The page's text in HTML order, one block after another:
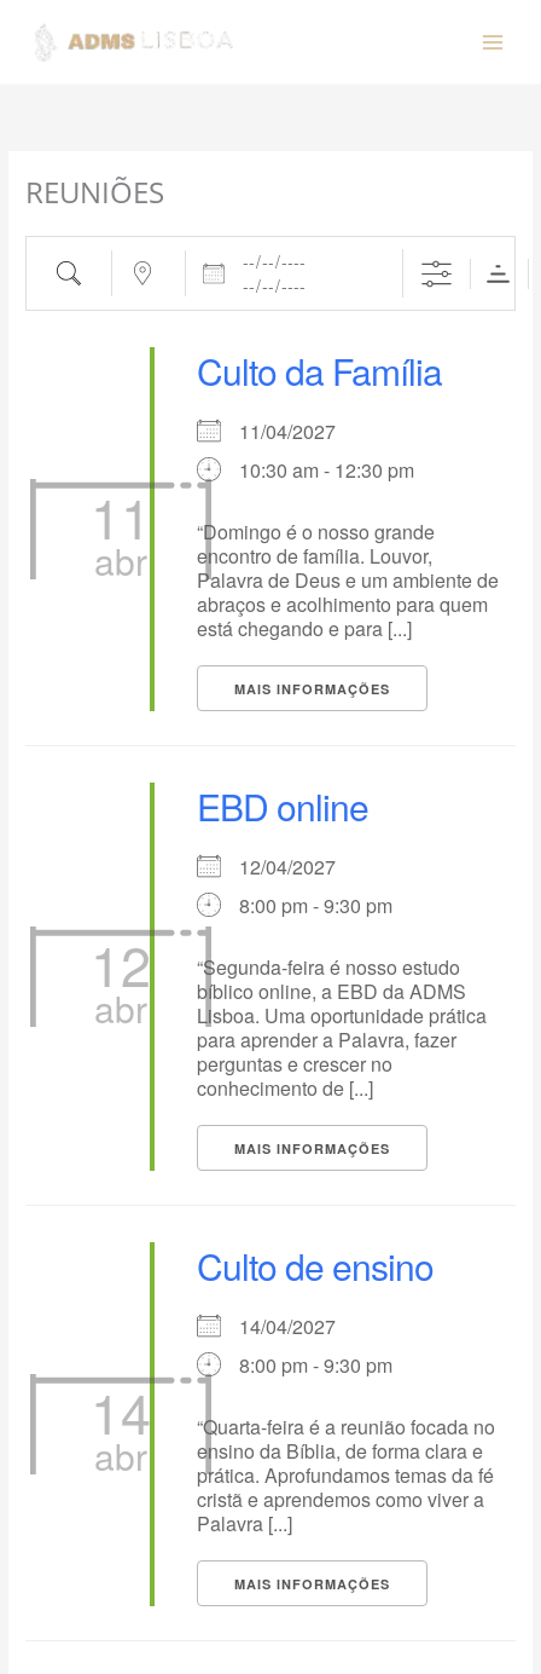
para
REUNIÕES
11
abr
Culto da Família
11/04/2027
10:30 am - 12:30 pm
“Domingo é o nosso grande
encontro de família. Louvor,
Palavra de Deus e um ambiente de
abraços e acolhimento para quem
está chegando e para [...]
MAIS INFORMAÇÕES
12
abr
EBD online
12/04/2027
8:00 pm - 9:30 pm
“Segunda-feira é nosso estudo
bíblico online, a EBD da ADMS
Lisboa. Uma oportunidade prática
para aprender a Palavra, fazer
perguntas e crescer no
conhecimento de [...]
MAIS INFORMAÇÕES
14
abr
Culto de ensino
14/04/2027
8:00 pm - 9:30 pm
“Quarta-feira é a reunião focada no
ensino da Bíblia, de forma clara e
prática. Aprofundamos temas da fé
cristã e aprendemos como viver a
Palavra [...]
MAIS INFORMAÇÕES